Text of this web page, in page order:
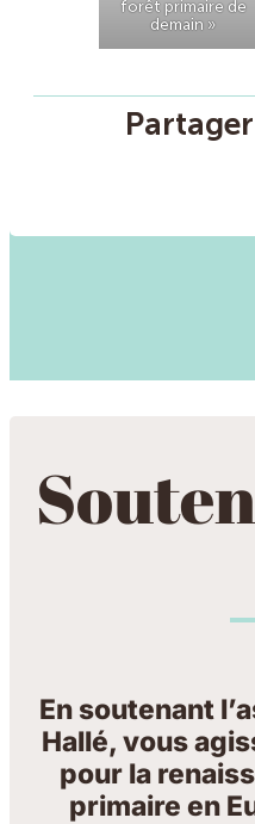
forêt primaire de
demain »
En soutenant
Hallé, vous
pour la
primaire en